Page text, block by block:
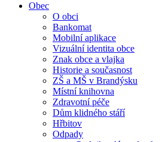
Obec
O obci
Bankomat
Mobilní aplikace
Vizuální identita obce
Znak obce a vlajka
Historie a současnost
ZŠ a MŠ v Brandýsku
Místní knihovna
Zdravotní péče
Dům klidného stáří
Hřbitov
Odpady